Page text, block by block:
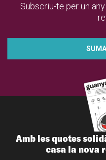
Subscriu-te per un
Amb les quotes
casa la nova